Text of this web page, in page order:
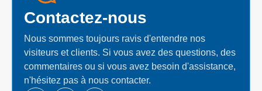
Contactez-nous
Nous sommes toujours ravis d'entendre nos
visiteurs et clients. Si vous avez des questions, des
commentaires ou si vous avez besoin d'assistance,
n'hésitez pas à nous contacter.